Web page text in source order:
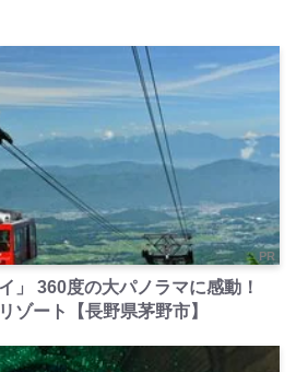
PR
」 360度の大パノラマに感動！
ゾート【長野県茅野市】